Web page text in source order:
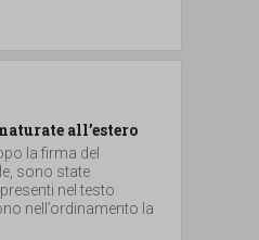
all’estero
la firma del
sono state
nel testo
nell’ordinamento la